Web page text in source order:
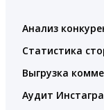
Анализ
Статистика
Выгрузка
Аудит